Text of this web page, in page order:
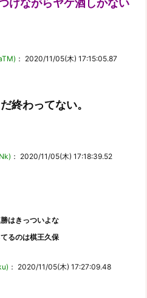
： 2020/11/05(木) 17:15:05.87
終わってない。
： 2020/11/05(木) 17:18:39.52
はきっついよな
るのは棋王久保
： 2020/11/05(木) 17:27:09.48